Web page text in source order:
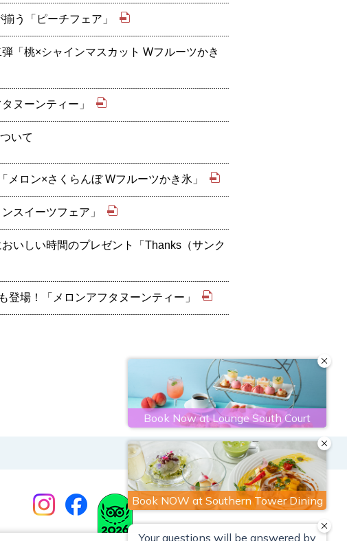
う「ピーチフェア」
「桃×シャインマスカット Wフルーツかき
ヌーンティー」
いて
ロン×さくらんぼ Wフルーツかき氷」
スイーツフェア」
いしい時間のプレゼント「Thanks（サンク
登場！「メロンアフタヌーンティー」